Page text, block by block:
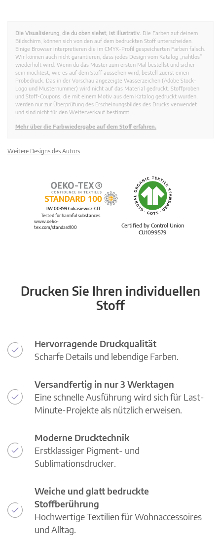
Die Visualisierung, die du oben siehst, ist illustrativ. Die Farben auf deinem
Bildschirm, können sich von den auf dem bedruckten Stoff unterscheiden.
Einige Browser interpretieren die im CMYK-Profil gespeicherten Farben falsch.
Wir können auch nicht garantieren, dass jedes Design vom Katalog „nahtlos”
wiederholt wird. Wenn du das Muster zum ersten Mal bestellst und sicher
sein möchtest, wie es auf dem Stoff aussehen wird, bestell zuerst einen
Probedruck. Das in der Vorschau angezeigte Wasserzeichen (Adobe Stock-
Logo und Musternummer) wird nicht auf das Material gedruckt. Stoffproben
und Stoff-Coupons, die mit einem Motiv aus dem Katalog gedruckt wurden,
werden nur zur Überprüfung des Erscheinungsbildes des Drucks verwendet
und sind nicht für den Weiterverkauf bestimmt.
Mehr über die Farbwiedergabe auf dem Stoff erfahren.
Weitere Designs des Autors
Certified by Control Union
CU1099579
IW 00399 Łukasiewicz-ŁIT
Tested for harmful substances.
www.oeko-
tex.com/standard100
Drucken Sie Ihren individuellen
Stoff
Hervorragende Druckqualität
Scharfe Details und lebendige Farben.
Versandfertig in nur 3 Werktagen
Eine schnelle Ausführung wird sich für Last-
Minute-Projekte als nützlich erweisen.
Moderne Drucktechnik
Erstklassiger Pigment- und
Sublimationsdrucker.
Weiche und glatt bedruckte
Stoffberührung
Hochwertige Textilien für Wohnaccessoires
und Alltag.